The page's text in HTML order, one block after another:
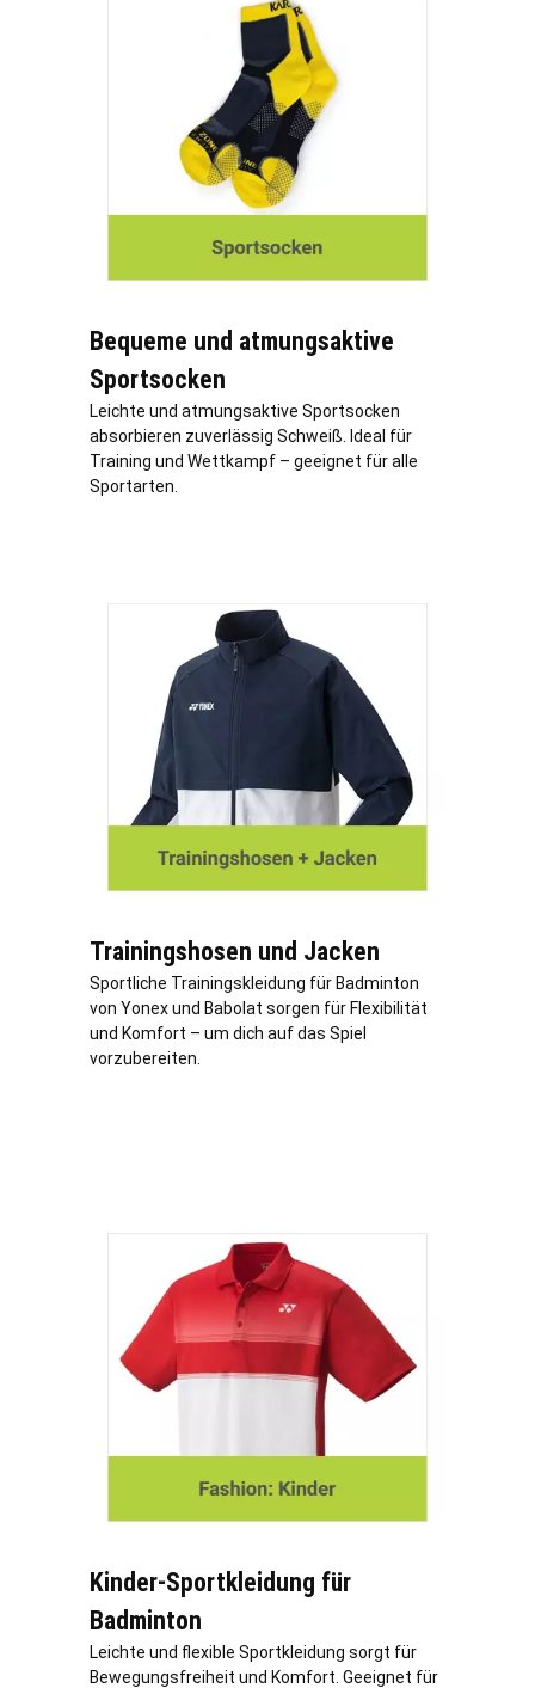
Bequeme und atmungsaktive
Sportsocken
Leichte und atmungsaktive Sportsocken
absorbieren zuverlässig Schweiß. Ideal für
Training und Wettkampf – geeignet für alle
Sportarten.
Trainingshosen und Jacken
Sportliche Trainingskleidung für Badminton
von Yonex und Babolat sorgen für Flexibilität
und Komfort – um dich auf das Spiel
vorzubereiten.
Kinder-Sportkleidung für
Badminton
Leichte und flexible Sportkleidung sorgt für
Bewegungsfreiheit und Komfort. Geeignet für